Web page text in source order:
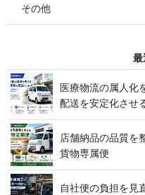
その他
最
医療物流の属人化
配送を安定化させ
店舗納品の品質を
貨 物 専 属 便
自社便の負担を見